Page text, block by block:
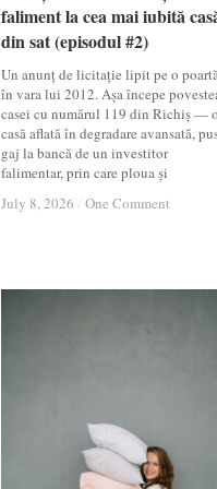
faliment la cea mai iubită
din sat (episodul #2)
Un anunț de licitație lipit pe o
în vara lui 2012. Așa începe
casei cu numărul 119 din Richiș —
casă aflată în degradare avansată,
gaj la bancă de un investitor
falimentar, prin care ploua și
July 8, 2026 / One Comment
faliment la cea mai iubită
din sat (episodul #2)
July 8, 2026 / One Comment